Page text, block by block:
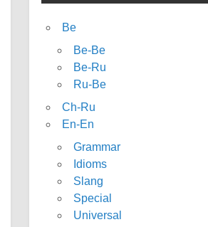
Be
Be-Be
Be-Ru
Ru-Be
Ch-Ru
En-En
Grammar
Idioms
Slang
Special
Universal